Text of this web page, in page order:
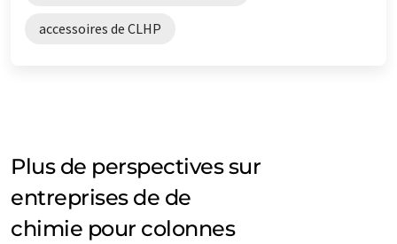
accessoires de CLHP
Plus de perspectives sur
entreprises de de
chimie pour colonnes